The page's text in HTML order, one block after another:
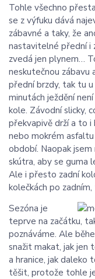
Tohle všechno
se z výfuku dává
zábavné a taky, že
nastavitelné přední i
zvedá jen plynem…
neskutečnou
přední brzdy, tak tu
minutách ježdění
kole. Závodní slicky,
překvapivě drží a to i
nebo mokrém
období. Naopak
skútra, aby se guma
Ale i přesto zadní
kolečkách po
Sezóna je
teprve na začátku,
poznáváme. Ale
snažit makat, jak jen
a hranice, jak daleko
těšit, protože tohle